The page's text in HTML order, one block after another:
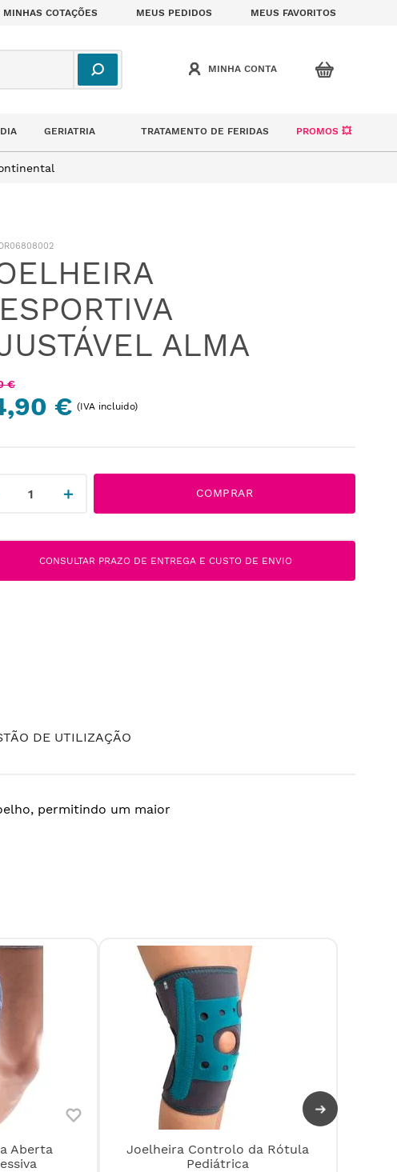
MINHAS COTAÇÕES MEUS PEDIDOS MEUS FAVORITOS
GERIATRIA TRATAMENTO DE FERIDAS PROMOS 💥
ALMA
€
€ (IVA incluido)
＋ COMPRAR
CONSULTAR PRAZO DE ENTREGA E CUSTO DE ENVIO
DE UTILIZAÇÃO
permitindo um maior
Aberta
Joelheira Controlo da Rótula
Pediátrica